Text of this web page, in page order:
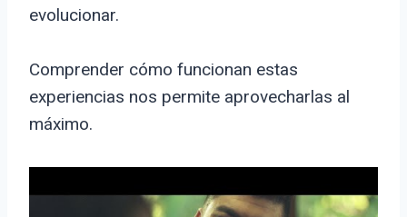
evolucionar.
Comprender cómo funcionan estas
experiencias nos permite aprovecharlas al
máximo.